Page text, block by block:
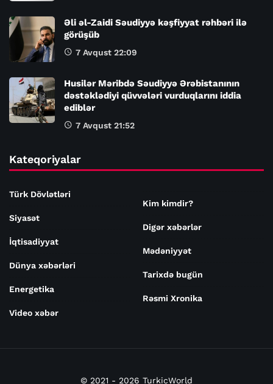
Əli əl-Zaidi Səudiyyə kəşfiyyat rəhbəri ilə
görüşüb
7 Avqust 22:09
Husilər Məribdə Səudiyyə Ərəbistanının
dəstəklədiyi qüvvələri vurduqlarını iddia
ediblər
7 Avqust 21:52
Kateqoriyalar
Türk Dövlətləri
Siyasət
İqtisadiyyat
Dünya xəbərləri
Energetika
Video xəbər
Kim kimdir?
Digər xəbərlər
Mədəniyyət
Tarixdə bugün
Rəsmi Xronika
© 2021 - 2026 TurkicWorld